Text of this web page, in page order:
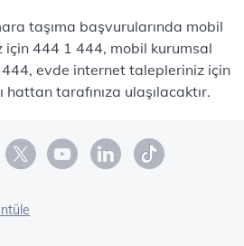
taşıma başvurularında mobil
444 1 444, mobil kurumsal
evde internet talepleriniz için
tarafınıza ulaşılacaktır.